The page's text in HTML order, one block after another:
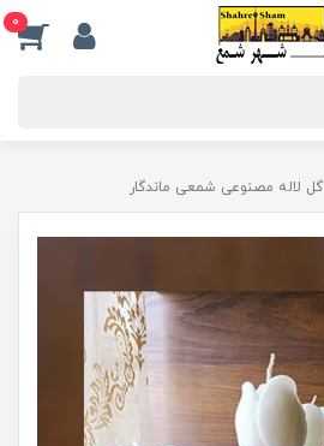
0
گل لاله مصنوعی شمعی ماندگار